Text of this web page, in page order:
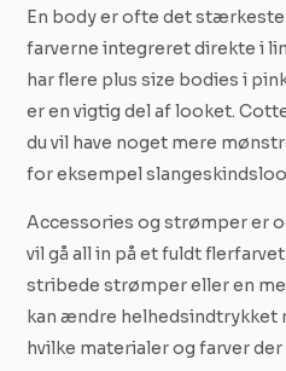
En body er ofte det stærkeste
farverne integreret direkte i
har flere plus size bodies i
er en vigtig del af looket.
du vil have noget mere
for eksempel
Accessories og strømper er
vil gå all in på et fuldt
stribede strømper eller en
kan ændre helhedsindtrykket
hvilke materialer og farver